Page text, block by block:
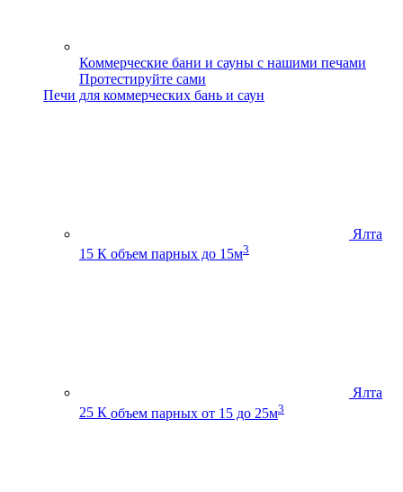
Коммерческие бани и сауны с нашими печами
Протестируйте сами
Печи для коммерческих бань и саун
Ялта
15 К объем парных до 15м3
Ялта
25 К объем парных от 15 до 25м3